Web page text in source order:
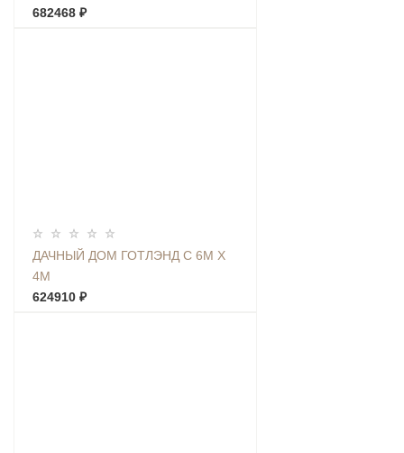
682468 ₽
ДАЧНЫЙ ДОМ ГОТЛЭНД С 6М Х
4М
624910 ₽